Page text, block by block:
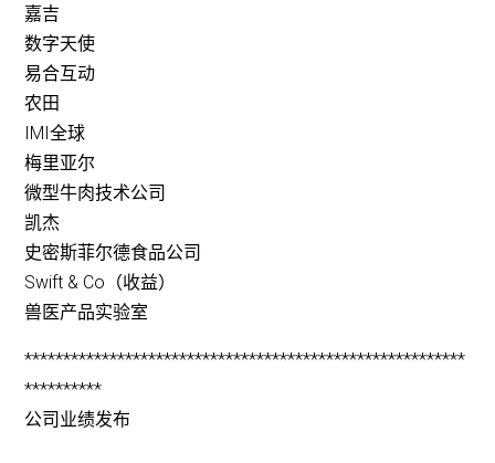
嘉吉
数字天使
易合互动
农田
IMI全球
梅里亚尔
微型牛肉技术公司
凯杰
史密斯菲尔德食品公司
Swift & Co（收益）
兽医产品实验室
*********************************************************
**********
公司业绩发布